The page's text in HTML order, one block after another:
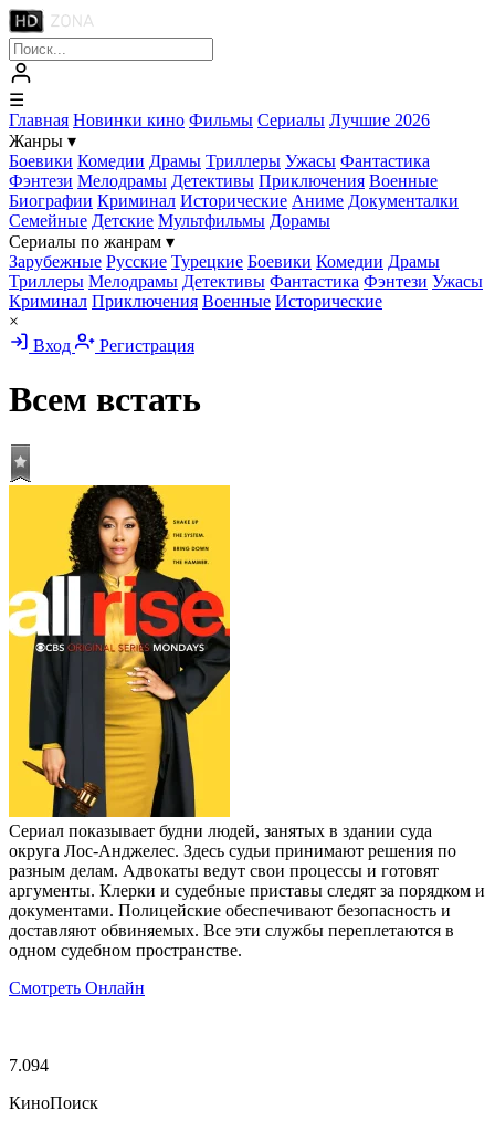
☰
Главная Новинки кино Фильмы Сериалы Лучшие 2026
Жанры ▾
Боевики Комедии Драмы Триллеры Ужасы Фантастика
Фэнтези Мелодрамы Детективы Приключения Военные
Биографии Криминал Исторические Аниме Документалки
Семейные Детские Мультфильмы Дорамы
Сериалы по жанрам ▾
Зарубежные Русские Турецкие Боевики Комедии Драмы
Триллеры Мелодрамы Детективы Фантастика Фэнтези Ужасы
Криминал Приключения Военные Исторические
×
Вход
Регистрация
Всем встать
Сериал показывает будни людей, занятых в здании суда
округа Лос-Анджелес. Здесь судьи принимают решения по
разным делам. Адвокаты ведут свои процессы и готовят
аргументы. Клерки и судебные приставы следят за порядком и
документами. Полицейские обеспечивают безопасность и
доставляют обвиняемых. Все эти службы переплетаются в
одном судебном пространстве.
Смотреть Онлайн
7.094
КиноПоиск